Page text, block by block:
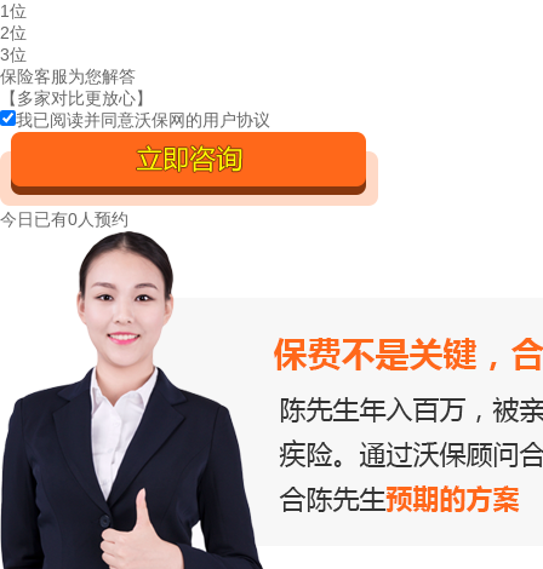
1位
2位
3位
保险客服为您解答
【多家对比更放心】
我已阅读并同意沃保网的用户协议
今日已有0人预约